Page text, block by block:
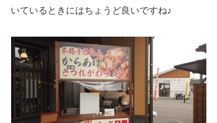
いているときにはちょうど良いですね♪